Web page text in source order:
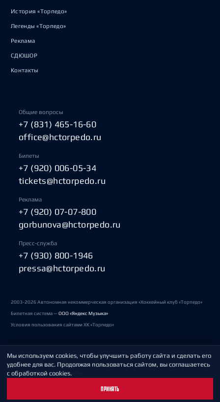
История «Торпедо»
Легенды «Торпедо»
Реклама
СДЮШОР
Контакты
Общие вопросы
+7 (831) 465-16-60
office@hctorpedo.ru
Билеты
+7 (920) 006-05-34
tickets@hctorpedo.ru
Реклама
+7 (920) 07-07-800
gorbunova@hctorpedo.ru
Пресс-служба
+7 (930) 800-1946
pressa@hctorpedo.ru
2003-2026 Автономная некоммерческая организация «Хоккейный клуб «Торпедо»
Билетная система —ООО «Яндекс Музыка»
Условия пользования сайтами ХК «Торпедо»
Политика обработки персональных данных
Пользовательское соглашение
Мы используем cookies, чтобы улучшить работу сайта и сделать его
удобнее для вас. Продолжая пользоваться сайтом, вы соглашаетесь
с обработкой cookies.
ПРИНЯТЬ